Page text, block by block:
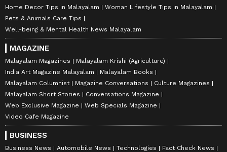
Home Decor Tips in Malayalam
Woman Lifestyle Tips in Malayalam
Pets & Animals Care Tips
Well-being & Mental Health News Malayalam
MAGAZINE
Malayalam Magazines
Malayalam Krishi (Agriculture)
India Art Magazine Malayalam
Malayalam Books
Malayalam Columnist
Magazine Conversations
Culture Magazines
Malayalam Short Stories
Conversations Magazine
Web Exclusive Magazine
Web Specials Magazine
Video Cafe Magazine
BUSINESS
Business News Automobile News Technologies
Fact Check News